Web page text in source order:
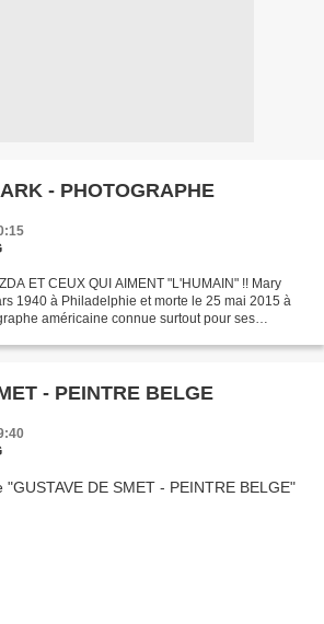
- PHOTOGRAPHE
ET CEUX QUI AIMENT "L'HUMAIN" !! Mary
1940 à Philadelphie et morte le 25 mai 2015 à
américaine connue surtout pour ses
GUSTAVE DE SMET - PEINTRE BELGE